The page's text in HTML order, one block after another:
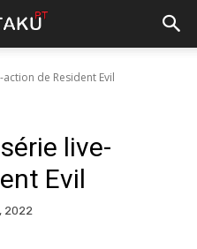
de Resident Evil
live-
Evil
2022